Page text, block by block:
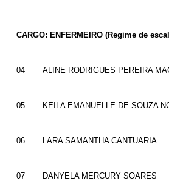
CARGO: ENFERMEIRO (Regime de
04 ALINE RODRIGUES PEREIRA
05 KEILA EMANUELLE DE SOUZA
06 LARA SAMANTHA CANTUARIA
07 DANYELA MERCURY SOARES